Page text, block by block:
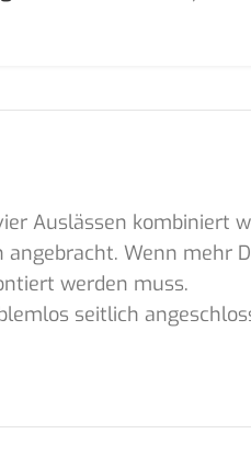
Auslässen kombiniert
Wenn mehr
werden muss.
seitlich